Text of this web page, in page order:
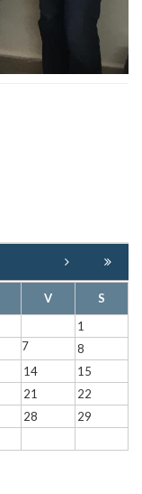
V
S
1
7
8
14
15
21
22
28
29